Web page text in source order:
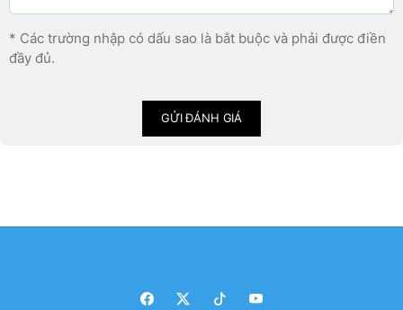
* Các trường nhập có dấu sao là bắt buộc và phải được điền
đầy đủ.
GỬI ĐÁNH GIÁ